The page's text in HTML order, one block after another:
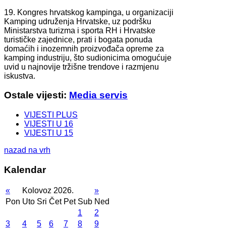
19. Kongres hrvatskog kampinga, u organizaciji
Kamping udruženja Hrvatske, uz podršku
Ministarstva turizma i sporta RH i Hrvatske
turističke zajednice, prati i bogata ponuda
domaćih i inozemnih proizvođača opreme za
kamping industriju, što sudionicima omogućuje
uvid u najnovije tržišne trendove i razmjenu
iskustva.
Ostale vijesti: Media servis
VIJESTI PLUS
VIJESTI U 16
VIJESTI U 15
nazad na vrh
Kalendar
« Kolovoz 2026.
»
Pon Uto Sri Čet Pet Sub Ned
1
2
3
4 5 6 7 8
9